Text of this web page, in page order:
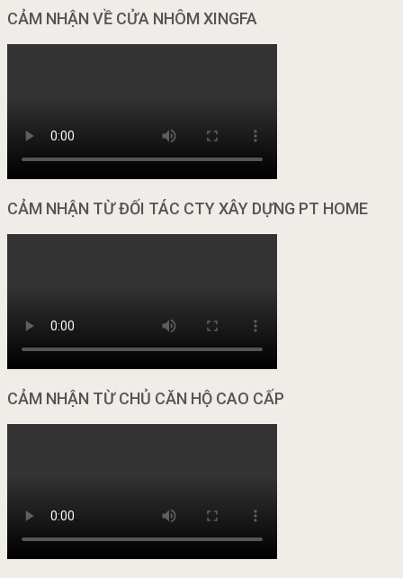
CẢM NHẬN VỀ CỬA NHÔM XINGFA
CẢM NHẬN TỪ ĐỐI TÁC CTY XÂY DỰNG PT HOME
CẢM NHẬN TỪ CHỦ CĂN HỘ CAO CẤP